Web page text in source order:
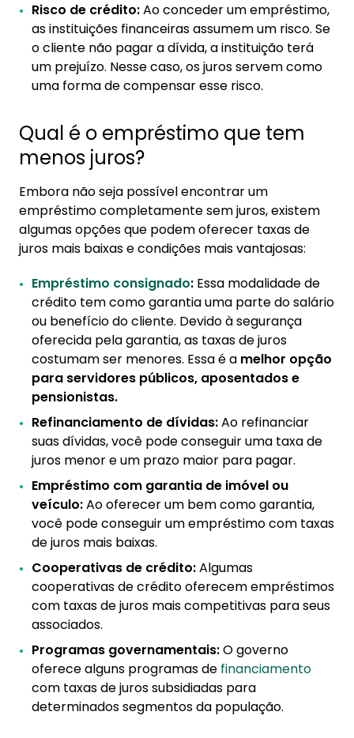
Risco de crédito:Ao conceder um empréstimo,
as instituições financeiras assumem um risco. Se
o cliente não pagar a dívida, a instituição terá
um prejuízo. Nesse caso, os juros servem como
uma forma de compensar esse risco.
Qual é o empréstimo que tem
menos juros?
Embora não seja possível encontrar um
empréstimo completamente sem juros, existem
algumas opções que podem oferecer taxas de
juros mais baixas e condições mais vantajosas:
Empréstimo consignado: Essa modalidade de
crédito tem como garantia uma parte do salário
ou benefício do cliente. Devido à segurança
oferecida pela garantia, as taxas de juros
costumam ser menores. Essa é a melhor opção
para servidores públicos, aposentados e
pensionistas.
Refinanciamento de dívidas:Ao refinanciar
suas dívidas, você pode conseguir uma taxa de
juros menor e um prazo maior para pagar.
Empréstimo com garantia de imóvel ou
veículo:Ao oferecer um bem como garantia,
você pode conseguir um empréstimo com taxas
de juros mais baixas.
Cooperativas de crédito:Algumas
cooperativas de crédito oferecem empréstimos
com taxas de juros mais competitivas para seus
associados.
Programas governamentais:O governo
oferece alguns programas de financiamento
com taxas de juros subsidiadas para
determinados segmentos da população.